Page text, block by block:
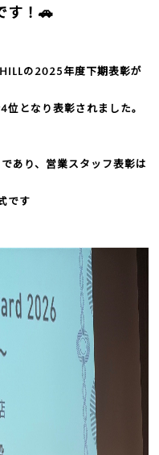
す！🚗
の2025年度下期表彰が
となり表彰されました。
あり、 営業スタッフ表彰は
です